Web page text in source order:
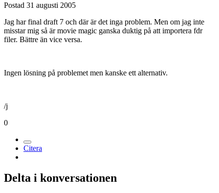
Postad 31 augusti 2005
Jag har final draft 7 och där är det inga problem. Men om jag inte
misstar mig så är movie magic ganska duktig på att importera fdr
filer. Bättre än vice versa.
Ingen lösning på problemet men kanske ett alternativ.
/j
0
Citera
Delta i konversationen